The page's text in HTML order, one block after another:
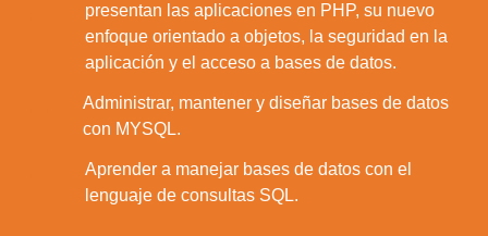
presentan las aplicaciones en PHP, su nuevo
enfoque orientado a objetos, la seguridad en la
aplicación y el acceso a bases de datos.
Administrar, mantener y diseñar bases de datos
con MYSQL.
Aprender a manejar bases de datos con el
lenguaje de consultas SQL.